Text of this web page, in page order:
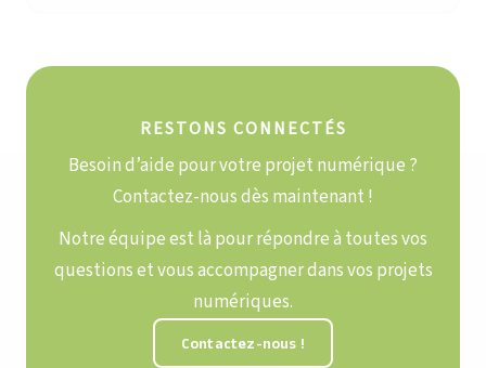
RESTONS CONNECTÉS
Besoin d’aide pour votre projet numérique ?
Contactez-nous dès maintenant !
Notre équipe est là pour répondre à toutes vos
questions et vous accompagner dans vos projets
numériques.
Contactez-nous !